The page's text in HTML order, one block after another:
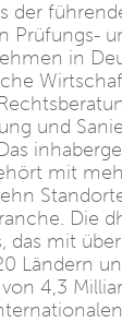
der
Prüfungs-
in
und
mit
Die
das mit
Ländern
4,3